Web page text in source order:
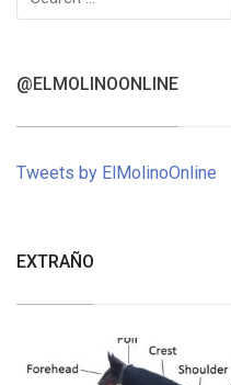
for:
@ELMOLINOONLINE
Tweets by ElMolinoOnline
EXTRAÑO